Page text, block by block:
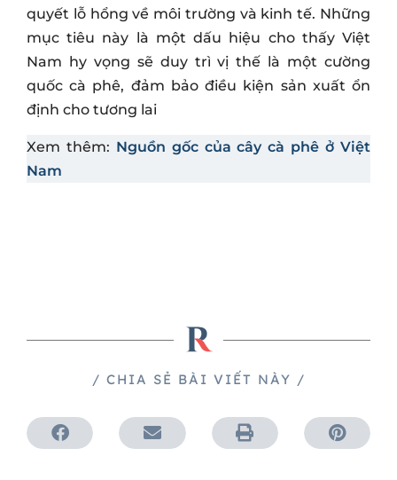
quyết lỗ hổng về môi trường và kinh tế. Những
mục tiêu này là một dấu hiệu cho thấy Việt
Nam hy vọng sẽ duy trì vị thế là một cường
quốc cà phê, đảm bảo điều kiện sản xuất ổn
định cho tương lai
Xem thêm: Nguồn gốc của cây cà phê ở Việt
Nam
/ CHIA SẺ BÀI VIẾT NÀY /